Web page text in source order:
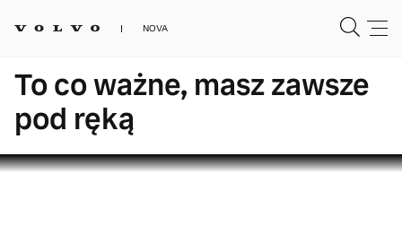
NOVA
To co ważne, masz zawsze
pod ręką